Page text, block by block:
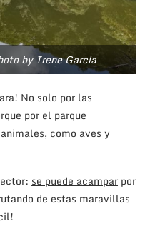
by Irene García
No solo por las
por el parque
como aves y
se puede acampar por
de estas maravillas